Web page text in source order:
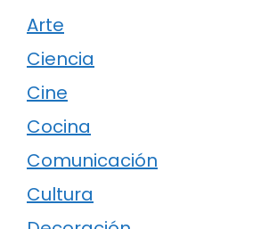
Arte
Ciencia
Cine
Cocina
Comunicación
Cultura